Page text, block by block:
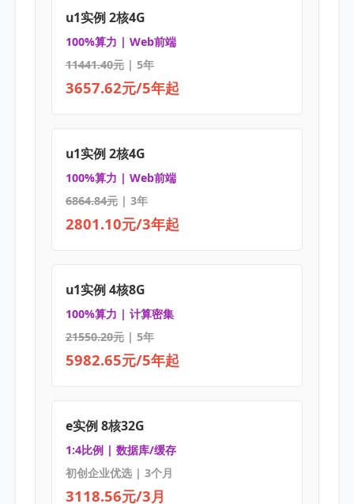
u1实例 2核4G
100%算力 | Web前端
11441.40元| 5年
3657.62元/5年起
u1实例 2核4G
100%算力 | Web前端
6864.84元| 3年
2801.10元/3年起
u1实例 4核8G
100%算力 | 计算密集
21550.20元| 5年
5982.65元/5年起
e实例 8核32G
1:4比例 | 数据库/缓存
初创企业优选 | 3个月
3118.56元/3月